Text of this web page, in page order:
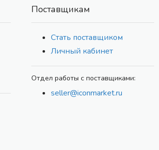
Поставщикам
Стать поставщиком
Личный кабинет
Отдел работы с поставщиками:
seller@iconmarket.ru